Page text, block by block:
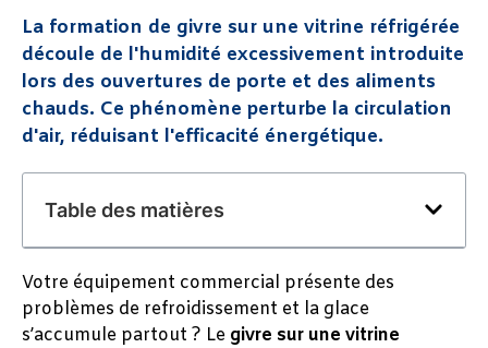
La formation de givre sur une vitrine réfrigérée
découle de l'humidité excessivement introduite
lors des ouvertures de porte et des aliments
chauds. Ce phénomène perturbe la circulation
d'air, réduisant l'efficacité énergétique.
Table des matières
Votre équipement commercial présente des
problèmes de refroidissement et la glace
s’accumule partout ? Le givre sur une vitrine